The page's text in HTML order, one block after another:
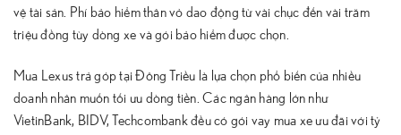
vệ tài sản. Phí bảo hiểm thân vỏ dao động từ vài chục đến vài trăm
triệu đồng tùy dòng xe và gói bảo hiểm được chọn.
Mua Lexus trả góp tại Đông Triều là lựa chọn phổ biến của nhiều
doanh nhân muốn tối ưu dòng tiền. Các ngân hàng lớn như
VietinBank, BIDV, Techcombank đều có gói vay mua xe ưu đãi với tỷ